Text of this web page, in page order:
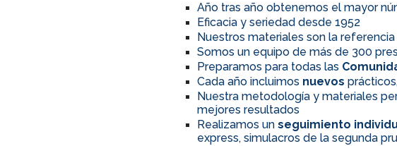
Año tras año obtenemos el mayor
Eficacia y seriedad desde 1952
Nuestros materiales son la
Somos un equipo de más de 300
Preparamos para todas las
Cada año incluimos nuevos
Nuestra metodología y materiales
mejores resultados
Realizamos un seguimiento
express, simulacros de la segunda